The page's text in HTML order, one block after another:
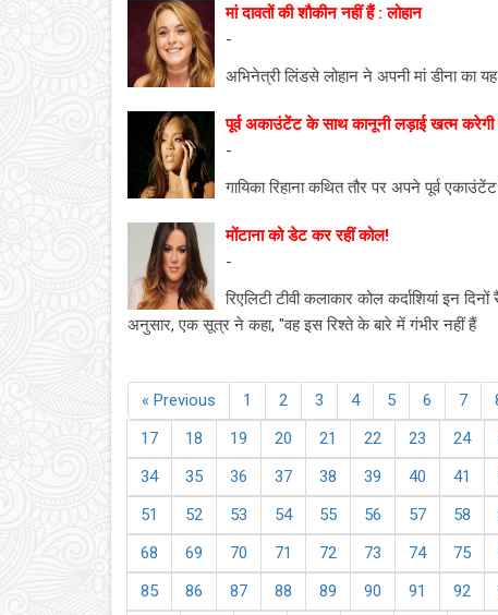
मां दावतों की शौकीन नहीं हैं : लोहान
-
अभिनेत्री लिंडसे लोहान ने अपनी मां डीना का
पूर्व अकाउंटेंट के साथ कानूनी लड़ाई खत्म करेगी
-
गायिका रिहाना कथित तौर पर अपने पूर्व
मोंटाना को डेट कर रहीं कोल!
-
रिएलिटी टीवी कलाकार कोल कर्दाशियां इन
अनुसार, एक सूत्र ने कहा, "वह इस रिश्ते के बारे में गंभीर नहीं हैं
« Previous 1 2 3 4 5 6 7
17
18 19 20 21 22 23 24
34
35 36 37 38 39 40 41
51
52 53 54 55 56 57 58
68
69 70 71 72 73 74 75
85
86 87 88 89 90 91 92